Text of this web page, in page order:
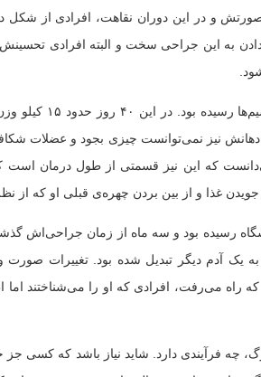
صورتش و در این دوران نقاهت، افرادی از شکل
به این جراحی سخت و البته افرادی
۴۰ روز گذشت.
باز کردن دهانش نیز نمی‌توانست چیزی بجود و
که این نیز قسمتی از طول درمان است
جویدن غذا و از بین بردن چهره‌ی قبلی او که از
رسیده بود و سه ماه از زمان جراحی‌اش
به یک آدم دیگر تبدیل شده بود. تغییرات
که راه می‌رفت، افرادی که او را می‌شناختند اما
چه فرآیندی دارد. شاید نیاز باشد که کسی جز